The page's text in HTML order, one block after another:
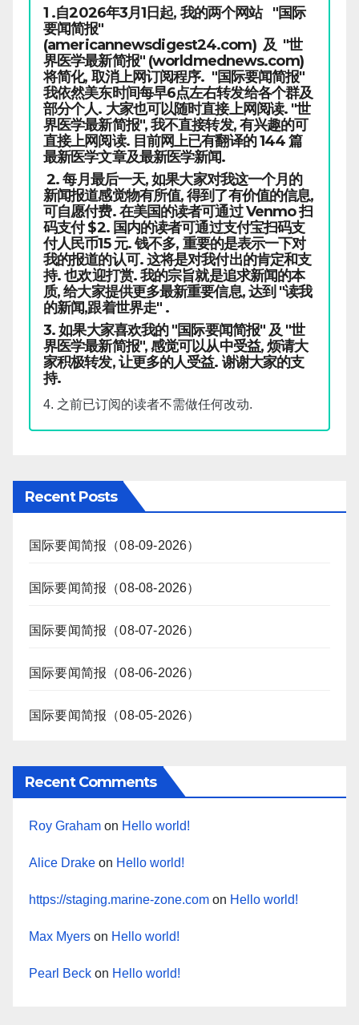
1 .自2026年3月1日起, 我的两个网站 "国际
要闻简报"
(americannewsdigest24.com) 及 "世
界医学最新简报" (worldmednews.com)
将简化, 取消上网订阅程序. "国际要闻简报"
我依然美东时间每早6点左右转发给各个群及
部分个人. 大家也可以随时直接上网阅读. "世
界医学最新简报", 我不直接转发, 有兴趣的可
直接上网阅读. 目前网上已有翻译的 144 篇
最新医学文章及最新医学新闻.
2. 每月最后一天, 如果大家对我这一个月的
新闻报道感觉物有所值, 得到了有价值的信息,
可自愿付费. 在美国的读者可通过 Venmo 扫
码支付 $2. 国内的读者可通过支付宝扫码支
付人民币15 元. 钱不多, 重要的是表示一下对
我的报道的认可. 这将是对我付出的肯定和支
持. 也欢迎打赏. 我的宗旨就是追求新闻的本
质, 给大家提供更多最新重要信息, 达到 "读我
的新闻,跟着世界走" .
3. 如果大家喜欢我的 "国际要闻简报" 及 "世
界医学最新简报", 感觉可以从中受益, 烦请大
家积极转发, 让更多的人受益. 谢谢大家的支
持.
4. 之前已订阅的读者不需做任何改动.
Recent Posts
国际要闻简报（08-09-2026）
国际要闻简报（08-08-2026）
国际要闻简报（08-07-2026）
国际要闻简报（08-06-2026）
国际要闻简报（08-05-2026）
Recent Comments
Roy Graham on Hello world!
Alice Drake on Hello world!
https://staging.marine-zone.com on Hello world!
Max Myers on Hello world!
Pearl Beck on Hello world!